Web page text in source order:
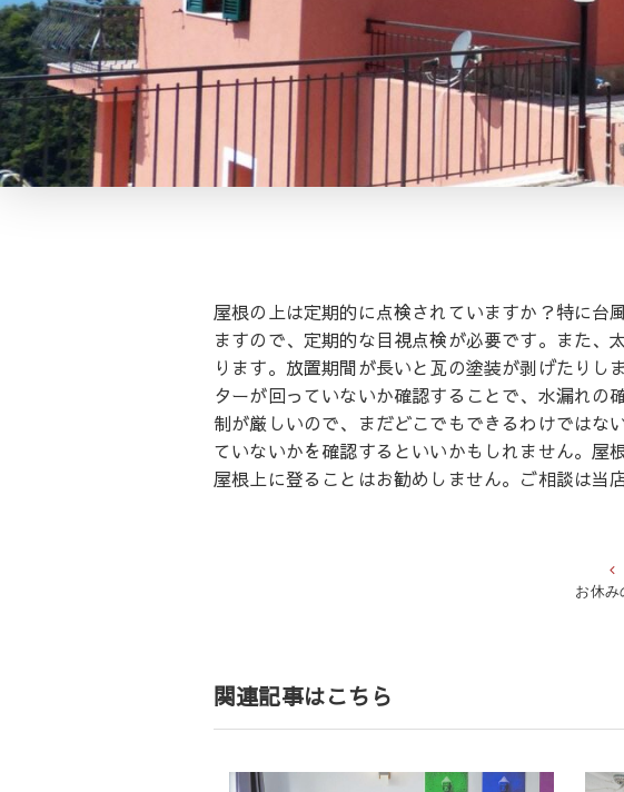
屋根の上は定期的に点検されていますか？特に台
ますので、定期的な目視点検が必要です。また
ります。放置期間が長いと瓦の塗装が剥げたり
ターが回っていないか確認することで、水漏れ
制が厳しいので、まだどこでもできるわけではな
ていないかを確認するといいかもしれません。
屋根上に登ることはお勧めしません。ご相談は当
ゲ
ー
シ
ョ
お休み
関連記事はこちら